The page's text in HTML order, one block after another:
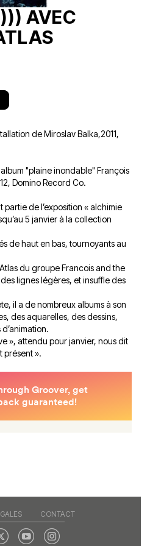
AVEC
de Miroslav Balka,2011,
"plaine inondable" François
Domino Record Co.
de l’exposition « alchimie
5 janvier à la collection
de haut en bas, tournoyants au
du groupe Francois and the
lignes légères, et insuffle des
il a de nombreux albums à son
des aquarelles, des dessins,
», attendu pour janvier, nous dit
présent ».
CONTACT